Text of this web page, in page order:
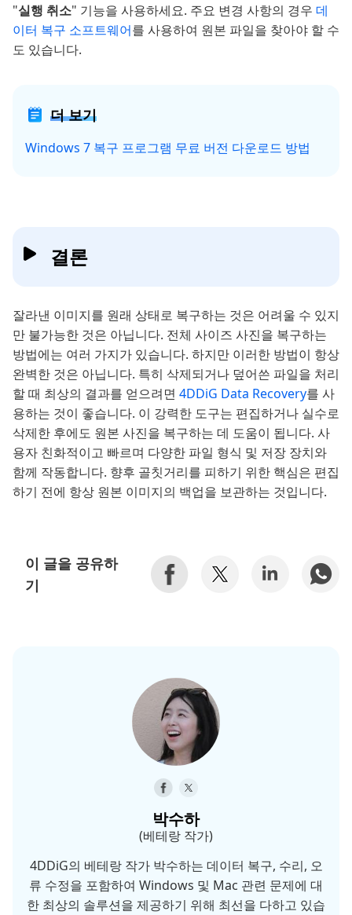
"실행 취소" 기능을 사용하세요. 주요 변경 사항의 경우 데
이터 복구 소프트웨어를 사용하여 원본 파일을 찾아야 할 수
도 있습니다.
더 보기
Windows 7 복구 프로그램 무료 버전 다운로드 방법
결론
잘라낸 이미지를 원래 상태로 복구하는 것은 어려울 수 있지
만 불가능한 것은 아닙니다. 전체 사이즈 사진을 복구하는
방법에는 여러 가지가 있습니다. 하지만 이러한 방법이 항상
완벽한 것은 아닙니다. 특히 삭제되거나 덮어쓴 파일을 처리
할 때 최상의 결과를 얻으려면 4DDiG Data Recovery를 사
용하는 것이 좋습니다. 이 강력한 도구는 편집하거나 실수로
삭제한 후에도 원본 사진을 복구하는 데 도움이 됩니다. 사
용자 친화적이고 빠르며 다양한 파일 형식 및 저장 장치와
함께 작동합니다. 향후 골칫거리를 피하기 위한 핵심은 편집
하기 전에 항상 원본 이미지의 백업을 보관하는 것입니다.
이 글을 공유하
기
박수하
(베테랑 작가)
4DDiG의 베테랑 작가 박수하는 데이터 복구, 수리, 오
류 수정을 포함하여 Windows 및 Mac 관련 문제에 대
한 최상의 솔루션을 제공하기 위해 최선을 다하고 있습